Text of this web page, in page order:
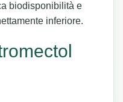
biodisponibilità e
inferiore.